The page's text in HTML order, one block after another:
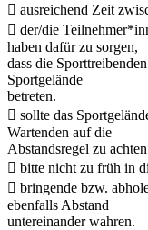
 ausreichend Zeit
 der/die
haben dafür zu sorgen,
dass die
Sportgelände
betreten.
 sollte das
Wartenden auf die
Abstandsregel zu
 bitte nicht zu früh in
 bringende bzw.
ebenfalls Abstand
untereinander wahren.